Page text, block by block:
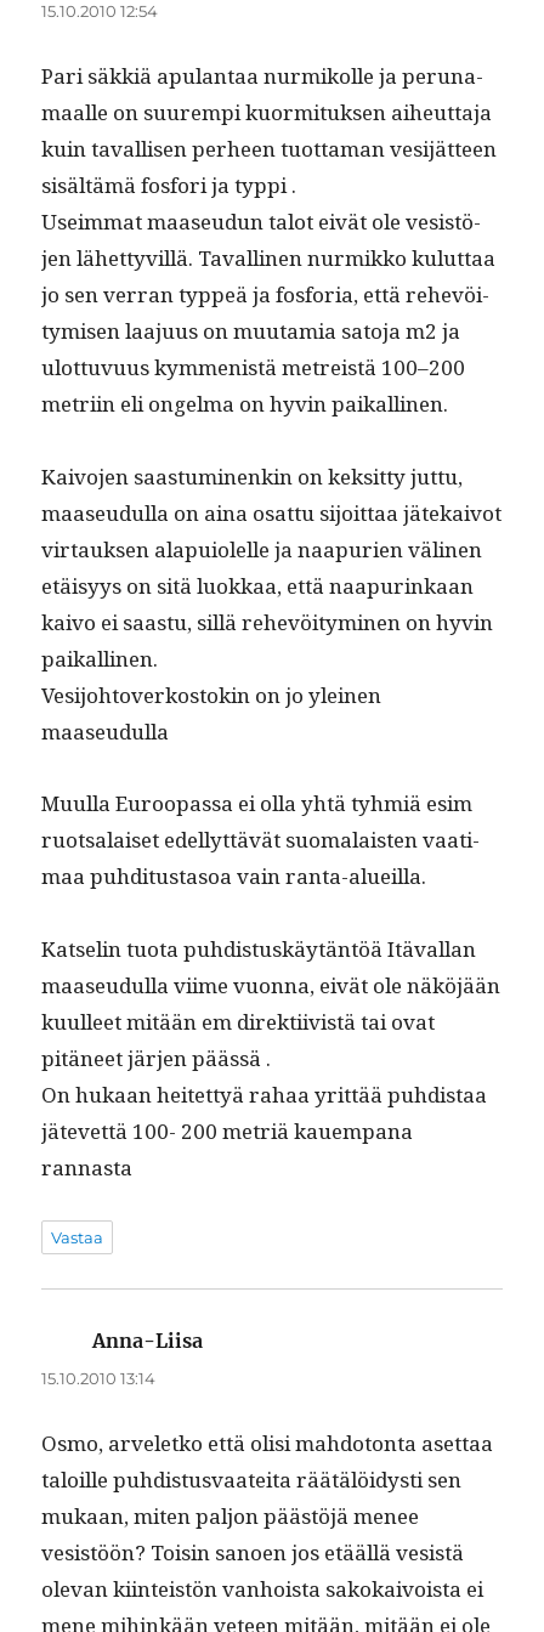
15.10.2010 12:54
Pari säkkiä apu­lan­taa nur­mikolle ja peruna­
maalle on suurem­pi kuor­mi­tuk­sen aiheut­ta­ja
kuin taval­lisen per­heen tuot­ta­man vesi­jät­teen
sisältämä fos­fori ja typpi .
Useim­mat maaseudun talot eivät ole vesistö­
jen lähet­tyvil­lä. Tavalli­nen nur­mikko kulut­taa
jo sen ver­ran typpeä ja fos­fo­ria, että rehevöi­
tymisen laa­ju­us on muu­tamia sato­ja m2 ja
ulot­tuvu­us kym­menistä metreistä 100–200
metri­in eli ongel­ma on hyvin paikallinen.
Kaivo­jen saas­tu­mi­nenkin on kek­sit­ty jut­tu,
maaseudul­la on aina osat­tu sijoit­taa jätekaiv­ot
vir­tauk­sen ala­puiolelle ja naa­purien väli­nen
etäisyys on sitä luokkaa, että naa­purinkaan
kai­vo ei saas­tu, sil­lä rehevöi­tymi­nen on hyvin
paikallinen.
Vesi­jo­htoverkos­tokin on jo yleinen
maaseudulla
Muul­la Euroopas­sa ei olla yhtä tyh­miä esim
ruot­salaiset edel­lyt­tävät suo­ma­lais­ten vaa­ti­
maa puhdi­tus­ta­soa vain ranta-alueilla.
Kat­selin tuo­ta puhdis­tuskäytän­töä Itä­val­lan
maaseudul­la viime vuon­na, eivät ole näköjään
kuulleet mitään em direk­ti­ivistä tai ovat
pitäneet jär­jen päässä .
On hukaan heit­et­tyä rahaa yrit­tää puhdis­taa
jätevet­tä 100- 200 metriä kauem­pana
rannasta
Vastaa
Anna-Liisa
15.10.2010 13:14
Osmo, arveletko että olisi mah­do­ton­ta aset­taa
taloille puhdis­tus­vaatei­ta räätälöidysti sen
mukaan, miten paljon päästöjä menee
vesistöön? Toisin sanoen jos etääl­lä vesistä
ole­van kiin­teistön van­hoista sakokaivoista ei
mene mihinkään veteen mitään, mitään ei ole